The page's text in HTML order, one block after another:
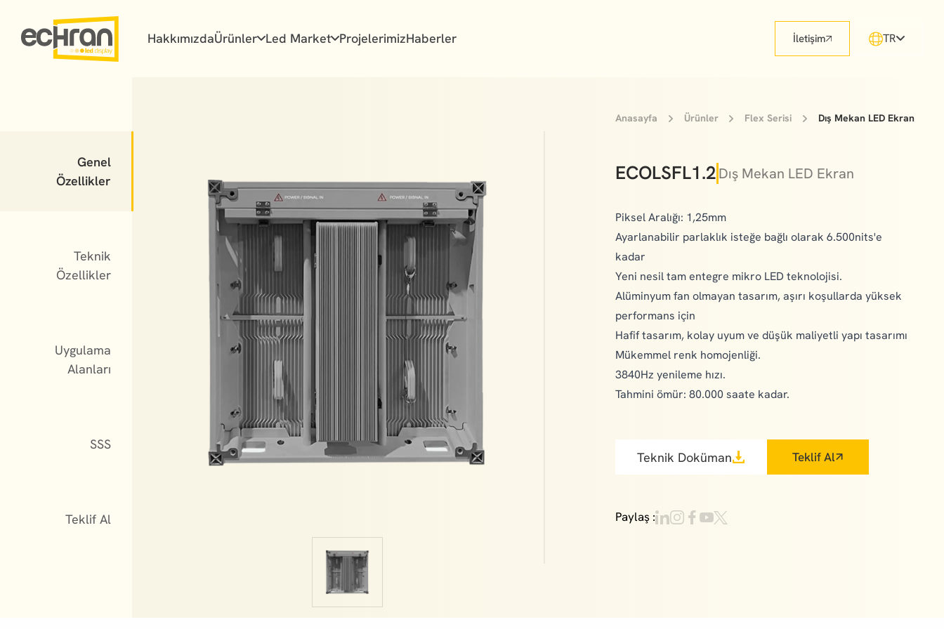
HakkımızdaÜrünler Led Market ProjelerimizHaberler TR
İletişim
Genel
Özellikler
Teknik
Özellikler
Uygulama
Alanları
SSS
Teklif Al
Anasayfa Ürünler Flex Serisi Dış Mekan LED Ekran
ECOLSFL1.2Dış Mekan LED Ekran
Piksel Aralığı: 1,25mm
Ayarlanabilir parlaklık isteğe bağlı olarak 6.500nits'e
kadar
Yeni nesil tam entegre mikro LED teknolojisi.
Alüminyum fan olmayan tasarım, aşırı koşullarda yüksek
performans için
Hafif tasarım, kolay uyum ve düşük maliyetli yapı tasarımı
Mükemmel renk homojenliği.
3840Hz yenileme hızı.
Tahmini ömür: 80.000 saate kadar.
Teknik Doküman Teklif Al
Paylaş :